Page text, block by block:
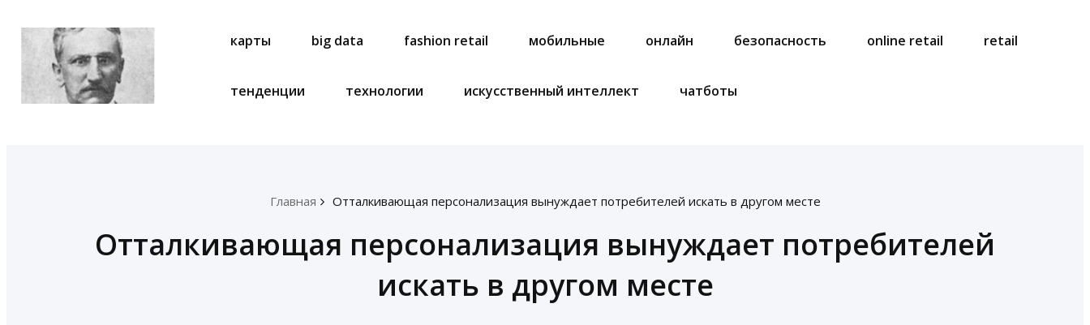
карты big data fashion retail мобильные онлайн безопасность online retail retail
тенденции технологии искусственный интеллект чатботы
Главная Отталкивающая персонализация вынуждает потребителей искать в другом месте
Отталкивающая персонализация вынуждает потребителей
искать в другом месте